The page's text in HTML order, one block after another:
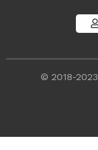
© 2018-2023